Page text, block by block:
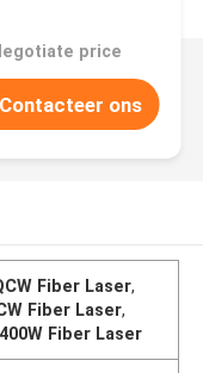
price
Contacteer ons
Fiber Laser,
Fiber Laser,
Fiber Laser